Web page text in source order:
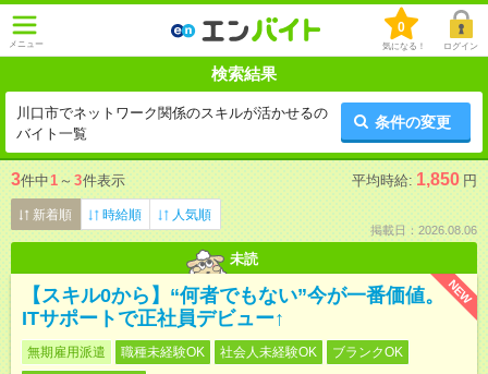
メニュー
0
気になる！ ログイン
検索結果
川口市でネットワーク関係のスキルが活かせるの
バイト一覧
条件の変更
3件中1 ～ 3件表示 平均時給: 1,850 円
新着順 時給順 人気順
掲載日：2026.08.06
未読
NEW
【スキル0から】“何者でもない”今が一番価値。
ITサポートで正社員デビュー↑
無期雇用派遣 職種未経験OK 社会人未経験OK
ブランクOK